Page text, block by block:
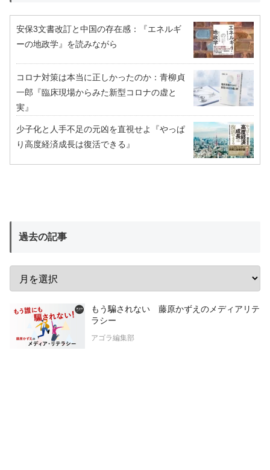
安保3文書改訂と中国の存在感：『エネルギ
ーの地政学』を読みながら
コロナ対策は本当に正しかったのか：青柳貞
一郎『臨床現場からみた新型コロナの虚と
実』
少子化と人手不足の元凶を直視せよ『やっぱ
り高度経済成長は復活できる』
過去の記事
もう騙されない 藤原かずえのメディアリテ
ラシー
アゴラ編集部